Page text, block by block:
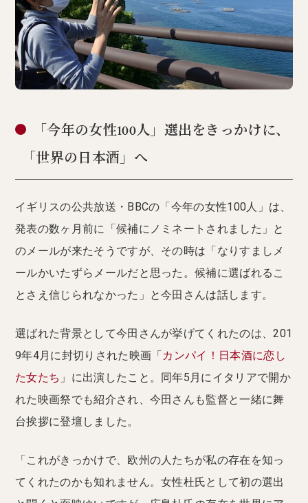
「今年の女性100人」選出をきっかけに、
「世界の日本酒」へ
イギリスの公共放送・BBCの「今年の女性100人」は、
発表の数ヶ月前に「候補にノミネートされました」と
のメールが来たそうですが、その時は「なりすましメ
ールかいたずらメールだと思った。候補に選ばれるこ
とさえ信じられなかった」と今田さんは話します。
選ばれた背景として今田さんが挙げてくれたのは、201
9年4月に封切りされた映画「カンパイ！日本酒に恋し
た女たち 」に出演したこと。同年5月にイタリアで開か
れた映画祭でも紹介され、今田さんも監督と一緒に舞
台挨拶に登壇しました。
「これがきっかけで、欧州の人たちが私の存在を知っ
てくれたのかも知れません。女性杜氏として初の選出